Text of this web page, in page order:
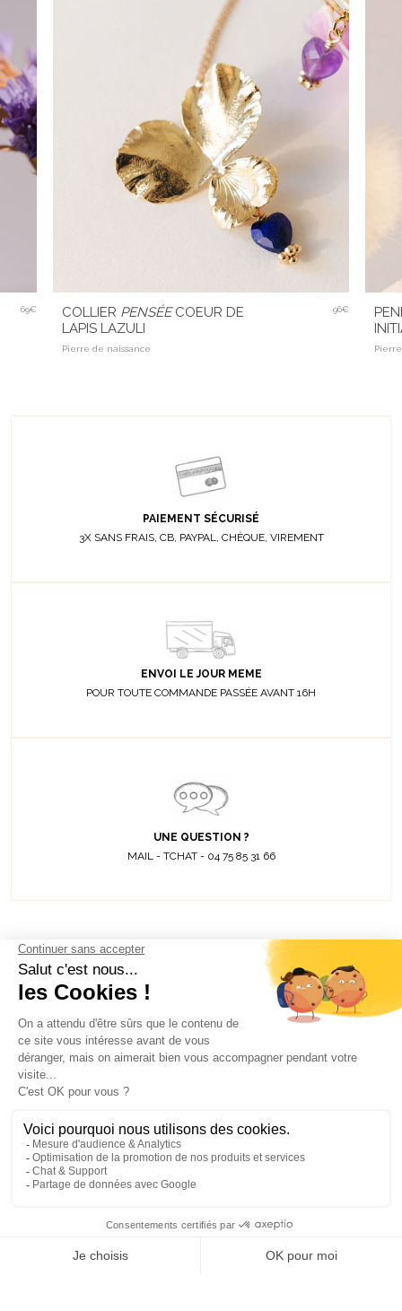
69€ COLLIER PENSÉECOEUR DE
LAPIS LAZULI
Pierre de naissance
96€
PAIEMENT SÉCURISÉ
3X SANS FRAIS, CB, PAYPAL, CHÈQUE, VIREMENT
ENVOI LE JOUR MEME
POUR TOUTE COMMANDE PASSÉE AVANT 16H
UNE QUESTION ?
MAIL - TCHAT - 04 75 85 31 66
Découvrez toutes nos actualités
EMAIL